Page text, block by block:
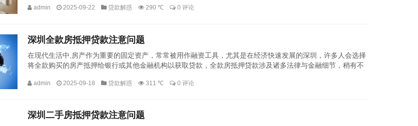
admin 2025-09-22 贷款解惑 290 ℃ 0 评论
深圳全款房抵押贷款注意问题
在现代生活中,房产作为重要的固定资产，常常被用作融资工具，尤其是在经济快速发展的深圳，许多人会选择
将全款购买的房产抵押给银行或其他金融机构以获取贷款，全款房抵押贷款涉及诸多法律与金融细节，稍有不
admin 2025-09-18 贷款解惑 311 ℃ 0 评论
深圳二手房抵押贷款注意问题